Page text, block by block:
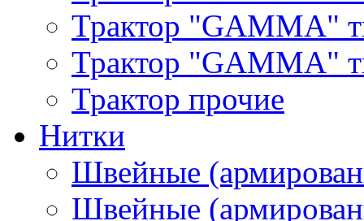
Трактор "GAMMA"
Трактор "GAMMA"
Трактор прочие
Нитки
Швейные
Швейные